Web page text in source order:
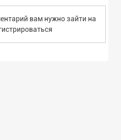
вам нужно зайти на